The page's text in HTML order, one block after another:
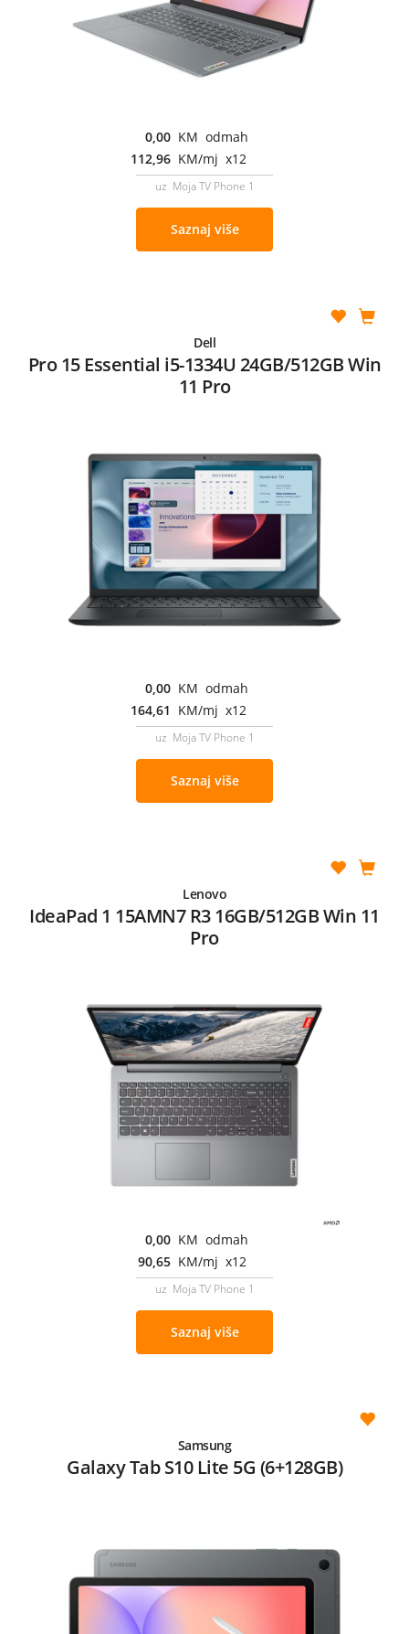
0,00 KM odmah
112,96 KM/mj x12
uz Moja TV Phone 1
Saznaj više
Dell
Pro 15 Essential i5-1334U 24GB/512GB Win
11 Pro
0,00 KM odmah
164,61 KM/mj x12
uz Moja TV Phone 1
Saznaj više
Lenovo
IdeaPad 1 15AMN7 R3 16GB/512GB Win 11
Pro
0,00 KM odmah
90,65 KM/mj x12
uz Moja TV Phone 1
Saznaj više
Samsung
Galaxy Tab S10 Lite 5G (6+128GB)